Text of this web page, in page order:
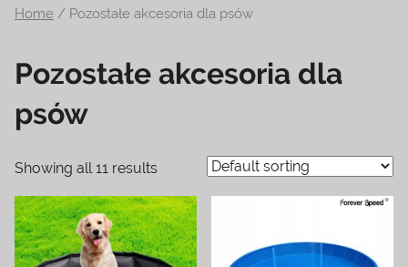
na
terrarystyki
i
akwarystyki.
Zapraszamy!
Home / Pozostałe akcesoria dla psów
Pozostałe akcesoria dla
psów
Showing all 11 results